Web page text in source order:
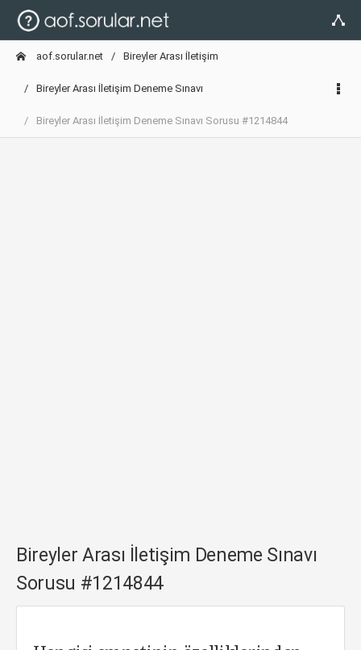
aof.sorular.net Bireyler Arası İletişim
Bireyler Arası İletişim Deneme Sınavı
Bireyler Arası İletişim Deneme Sınavı Sorusu #1214844
Bireyler Arası İletişim Deneme Sınavı
Sorusu #1214844